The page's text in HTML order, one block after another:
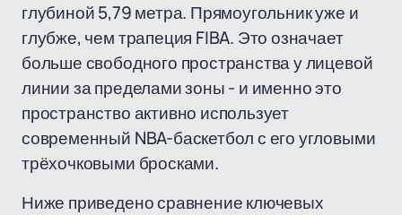
глубиной 5,79 метра. Прямоугольник уже и
глубже, чем трапеция FIBA. Это означает
больше свободного пространства у лицевой
линии за пределами зоны - и именно это
пространство активно использует
современный NBA-баскетбол с его угловыми
трёхочковыми бросками.
Ниже приведено сравнение ключевых